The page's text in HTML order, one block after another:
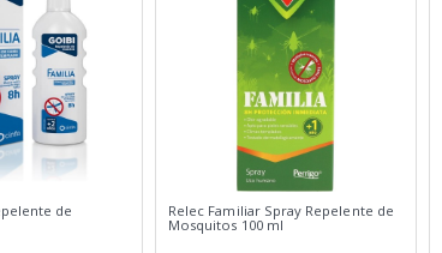
de
Relec Familiar Spray Repelente de
Mosquitos 100 ml